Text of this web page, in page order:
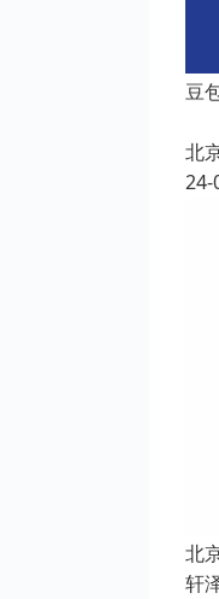
豆
北
24-
北
轩